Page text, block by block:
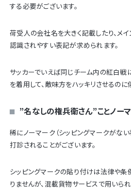
する必要がございます。
荷受人の会社名を大きく記載したり、メイ
認識されやすい表記が求められます。
サッカーでいえば同じチーム内の紅白戦
を着用して、敵味方をハッキリさせるのに
”名なしの権兵衛さん”ことノー
稀にノーマーク（シッピングマークがな
打診されることがございます。
シッピングマークの貼り付けは法律や条
りませんが、混載貨物サービスで用いら